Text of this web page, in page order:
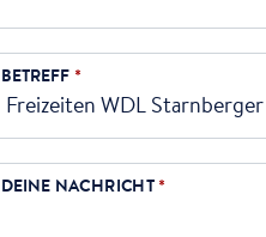
BETREFF *
DEINE NACHRICHT*